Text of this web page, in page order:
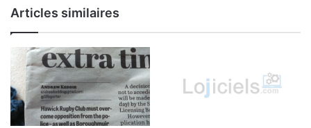
Articles similaires